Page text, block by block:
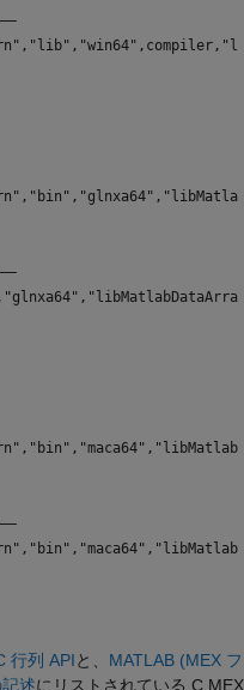
—
—
—
行列 APIと、 MATLAB (MEX フ
述にリストされている C MEX